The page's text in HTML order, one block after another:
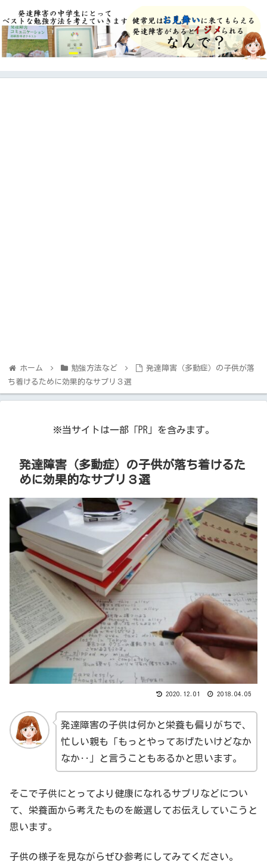
ホーム 勉強方法など
発達障害（多動症）の子供が落
ち着けるために効果的なサプリ３選
※当サイトは一部「PR」を含みます。
発達障害（多動症）の子供が落ち着けるた
めに効果的なサプリ３選
2020.12.01 2018.04.05
発達障害の子供は何かと栄養も偏りがちで、
忙しい親も「もっとやってあげたいけどなか
なか‥」と言うこともあるかと思います。
そこで子供にとってより健康になれるサプリなどについ
て、栄養面から考えたものを厳選してお伝えしていこうと
思います。
子供の様子を見ながらぜひ参考にしてみてください。